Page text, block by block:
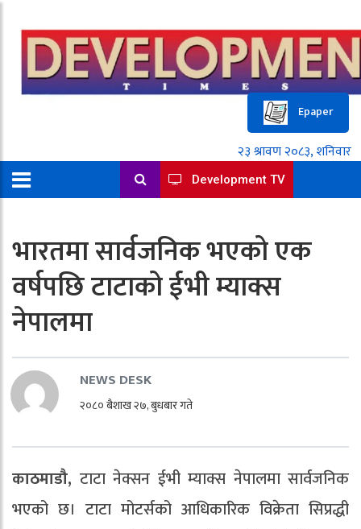
Epaper
Development TV
भारतमा सार्वजनिक भएको एक
वर्षपछि टाटाको ईभी म्याक्स
नेपालमा
NEWS DESK
२०८० बैशाख २७, बुधबार गते
काठमाडौ, टाटा नेक्सन ईभी म्याक्स नेपालमा सार्वजनिक
भएको छ। टाटा मोटर्सको आधिकारिक विक्रेता सिप्रद्धी